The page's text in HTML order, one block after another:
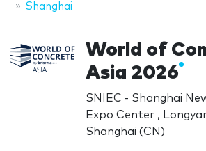
Shanghai
World of
Asia 2026
SNIEC - Shanghai
Expo Center ,
Shanghai (CN)